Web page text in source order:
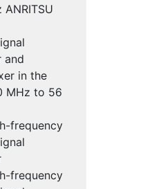
and
in the
MHz to 56
frequency
frequency